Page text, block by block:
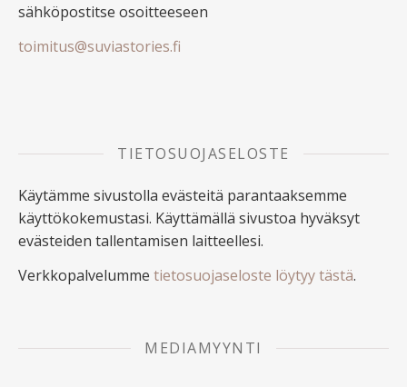
sähköpostitse osoitteeseen
toimitus@suviastories.fi
TIETOSUOJASELOSTE
Käytämme sivustolla evästeitä parantaaksemme
käyttökokemustasi. Käyttämällä sivustoa hyväksyt
evästeiden tallentamisen laitteellesi.
Verkkopalvelumme tietosuojaseloste löytyy tästä.
MEDIAMYYNTI